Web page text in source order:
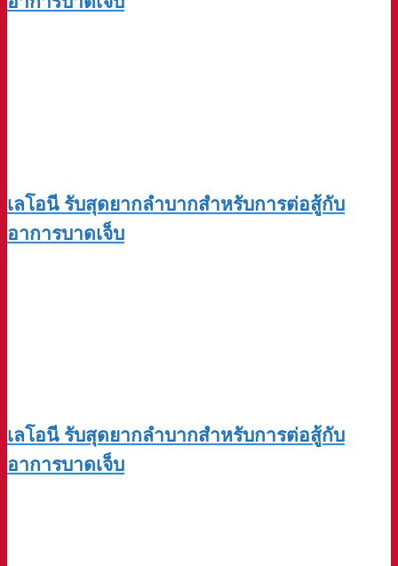
เลโอนี รับสุดยากลำบากสำหรับการต่อสู้กับ
อาการบาดเจ็บ
เลโอนี รับสุดยากลำบากสำหรับการต่อสู้กับ
อาการบาดเจ็บ